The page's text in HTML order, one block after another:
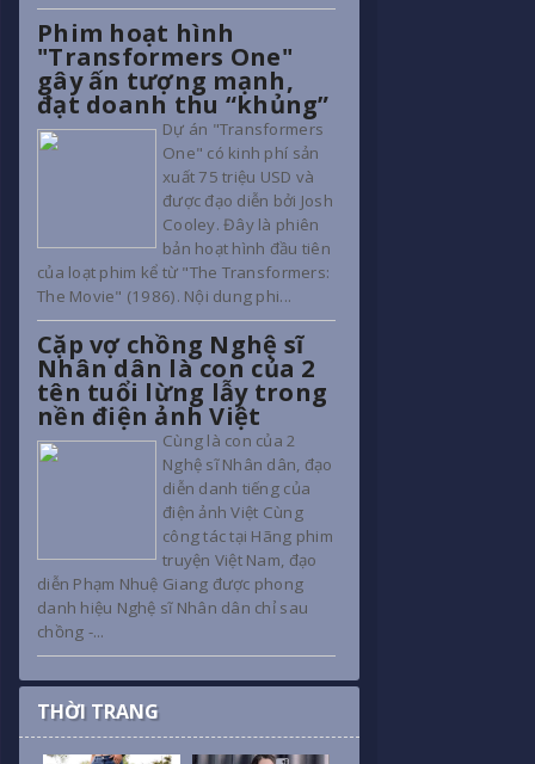
Phim hoạt hình
"Transformers One"
gây ấn tượng mạnh,
đạt doanh thu “khủng”
Dự án "Transformers
One" có kinh phí sản
xuất 75 triệu USD và
được đạo diễn bởi Josh
Cooley. Đây là phiên
bản hoạt hình đầu tiên
của loạt phim kể từ "The Transformers:
The Movie" (1986). Nội dung phi...
Cặp vợ chồng Nghệ sĩ
Nhân dân là con của 2
tên tuổi lừng lẫy trong
nền điện ảnh Việt
Cùng là con của 2
Nghệ sĩ Nhân dân, đạo
diễn danh tiếng của
điện ảnh Việt Cùng
công tác tại Hãng phim
truyện Việt Nam, đạo
diễn Phạm Nhuệ Giang được phong
danh hiệu Nghệ sĩ Nhân dân chỉ sau
chồng -...
THỜI TRANG